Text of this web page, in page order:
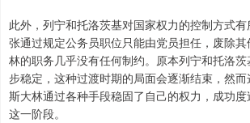
此外，列宁和托洛茨基对国家权力的控制方式
张通过规定公务员职位只能由党员担任，废除
林的职务几乎没有任何制约。原本列宁和托洛
步稳定，这种过渡时期的局面会逐渐结束，然而
斯大林通过各种手段稳固了自己的权力，成功
这一阶段。